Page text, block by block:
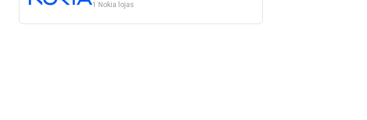
1 Nokia lojas